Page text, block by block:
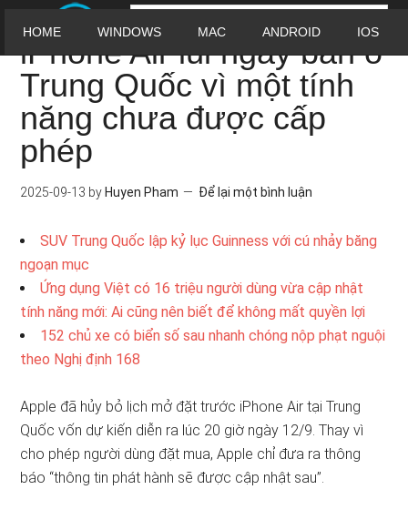
HOME WINDOWS MAC ANDROID IOS
iPhone Air lùi ngày bán ở
Trung Quốc vì một tính
năng chưa được cấp
phép
2025-09-13 by Huyen Pham Để lại một bình luận
SUV Trung Quốc lập kỷ lục Guinness với cú nhảy băng
ngoạn mục
Ứng dụng Việt có 16 triệu người dùng vừa cập nhật
tính năng mới: Ai cũng nên biết để không mất quyền lợi
152 chủ xe có biển số sau nhanh chóng nộp phạt nguội
theo Nghị định 168
Apple đã hủy bỏ lịch mở đặt trước iPhone Air tại Trung
Quốc vốn dự kiến diễn ra lúc 20 giờ ngày 12/9. Thay vì
cho phép người dùng đặt mua, Apple chỉ đưa ra thông
báo “thông tin phát hành sẽ được cập nhật sau”.